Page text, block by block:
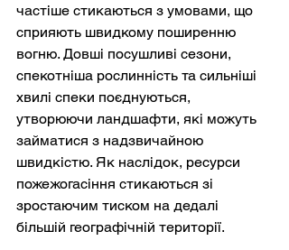
частіше стикаються з умовами, що
сприяють швидкому поширенню
вогню. Довші посушливі сезони,
спекотніша рослинність та сильніші
хвилі спеки поєднуються,
утворюючи ландшафти, які можуть
займатися з надзвичайною
швидкістю. Як наслідок, ресурси
пожежогасіння стикаються зі
зростаючим тиском на дедалі
більшій географічній території.